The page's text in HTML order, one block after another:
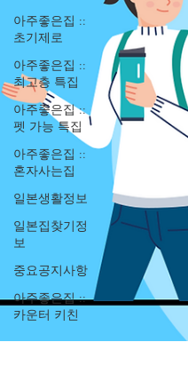
아주좋은집 ::
초기제로
아주좋은집 ::
최고층 특집
아주좋은집 ::
펫 가능 특집
아주좋은집 ::
혼자사는집
일본생활정보
일본집찾기정
보
중요공지사항
아주좋은집 ::
카운터 키친